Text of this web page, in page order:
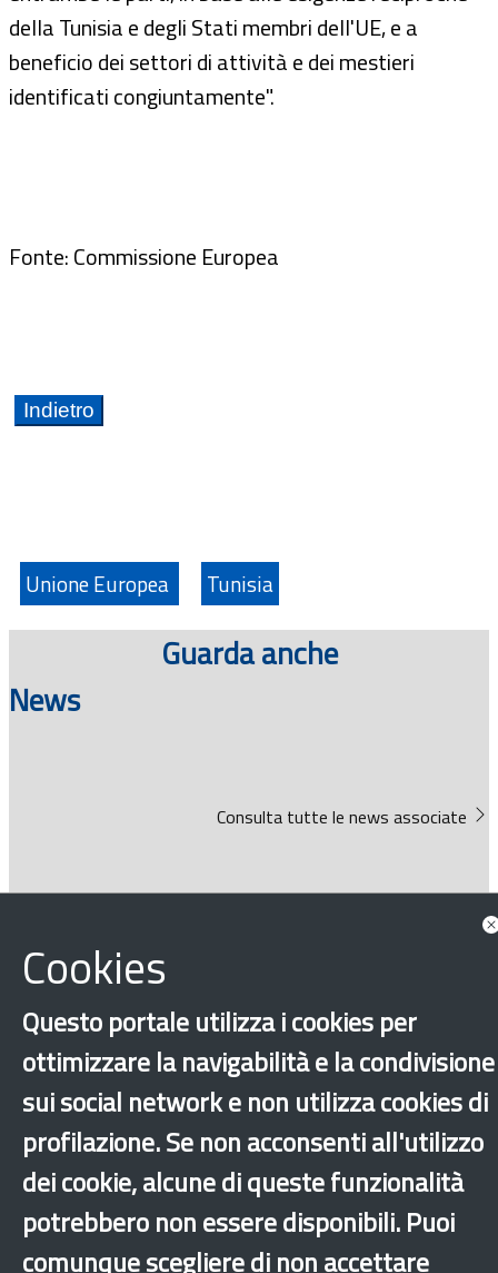
della Tunisia e degli Stati membri dell'UE, e a
beneficio dei settori di attività e dei mestieri
identificati congiuntamente".
Fonte: Commissione Europea
Unione Europea Tunisia
Guarda anche
News
Consulta tutte le news associate
›×
Cookies
Questo portale utilizza i cookies per
ottimizzare la navigabilità e la condivisione
sui social network e non utilizza cookies di
profilazione. Se non acconsenti all'utilizzo
dei cookie, alcune di queste funzionalità
potrebbero non essere disponibili. Puoi
comunque scegliere di non accettare
Dichiarazione di accessibilità Mappa del sito Legal & Privacy
Contatti
Sito archeologico